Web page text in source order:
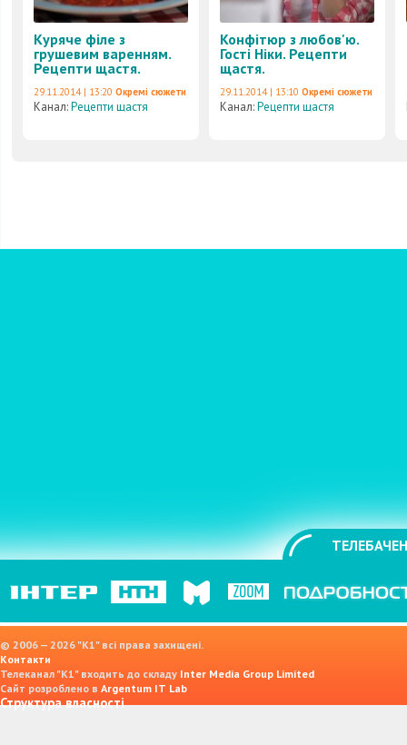
Куряче філе з
грушевим варенням.
Рецепти щастя.
29.11.2014 | 13:20 Окремі сюжети
Канал:Рецепти щастя
Конфітюр з любов'ю.
Гості Ніки. Рецепти
щастя.
29.11.2014 | 13:10 Окремі сюжети
Канал:Рецепти щастя
© 2006 — 2026 "K1" всі права захищені.
Контакти
Телеканал "К1" входить до складу Inter Media Group Limited
Сайт розроблено в Argentum IT Lab
Структура власності